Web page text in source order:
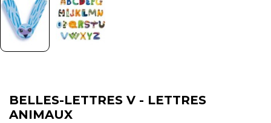
BELLES-LETTRES V - LETTRES
ANIMAUX